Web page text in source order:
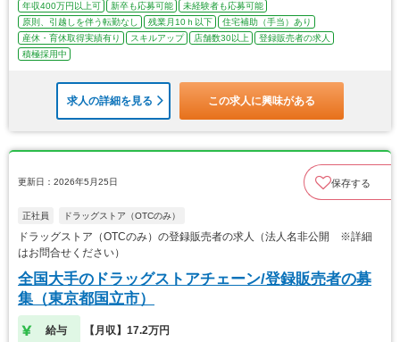
年収400万円以上可 新卒も応募可能
未経験者も応募可能
原則、引越しを伴う転勤なし
残業月10ｈ以下
住宅補助（手当）あり
産休・育休取得実績有り
スキルアップ 店舗数30以上
登録販売者の求人
積極採用中
求人の詳細を見る この求人に興味がある
更新日：2026年5月25日 保存する
正社員 ドラッグストア（OTCのみ）
ドラッグストア（OTCのみ）の登録販売者の求人（法人名非公開 ※詳細
はお問合せください）
全国大手のドラッグストアチェーン/登録販売者の募
集（東京都国立市）
給与 【月収】17.2万円